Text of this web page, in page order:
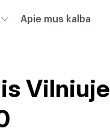
Apie mus kalba
Vilniuje